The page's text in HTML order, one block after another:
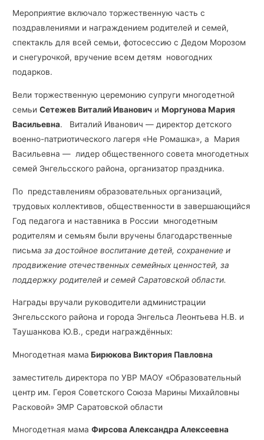
Мероприятие включало торжественную часть с
поздравлениями и награждением родителей и семей,
спектакль для всей семьи, фотосессию с Дедом Морозом
и снегурочкой, вручение всем детям новогодних
подарков.
Вели торжественную церемонию супруги многодетной
семьиСетежев Виталий Иванович иМоргунова Мария
Васильевна. Виталий Иванович — директор детского
военно-патриотического лагеря «Не Ромашка», а Мария
Васильевна — лидер общественного совета многодетных
семей Энгельсского района, организатор праздника.
По представлениям образовательных организаций,
трудовых коллективов, общественности в завершающийся
Год педагога и наставника в России многодетным
родителям и семьям были вручены благодарственные
письмаза достойное воспитание детей, сохранение и
продвижение отечественных семейных ценностей, за
поддержку родителей и семей Саратовской области.
Награды вручали руководители администрации
Энгельсского района и города Энгельса Леонтьева Н.В. и
Таушанкова Ю.В., среди награждённых:
Многодетная мама Бирюкова Виктория Павловна
заместитель директора по УВР МАОУ «Образовательный
центр им. Героя Советского Союза Марины Михайловны
Расковой» ЭМР Саратовской области
Многодетная мамаФирсова Александра Алексеевна